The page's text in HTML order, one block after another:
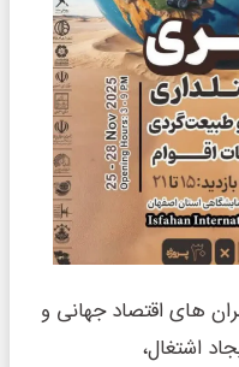
های اقتصاد جهانی و
اشتغال،